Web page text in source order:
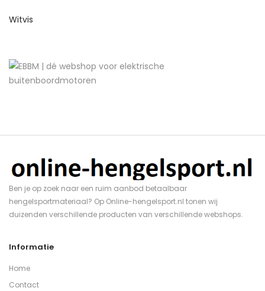
Witvis
Ben je op zoek naar een ruim aanbod betaalbaar
hengelsportmateriaal? Op Online-hengelsport.nl tonen wij
duizenden verschillende producten van verschillende webshops.
Informatie
Home
Contact